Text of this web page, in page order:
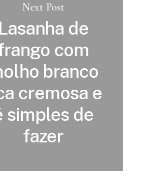
Next Post
Lasanha de
com
branco
cremosa e
simples de
fazer